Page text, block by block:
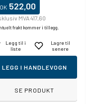
522,00
MVA 417,60
frakt kommer i tillegg.
Legg til i
liste
Lagre til
senere
LEGG I HANDLEVOGN
SE PRODUKT